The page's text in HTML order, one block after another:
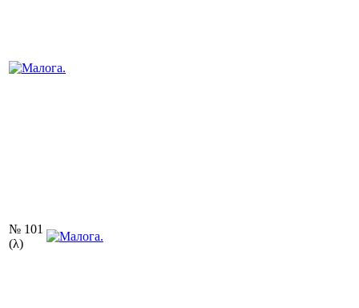
№ 101
(λ)